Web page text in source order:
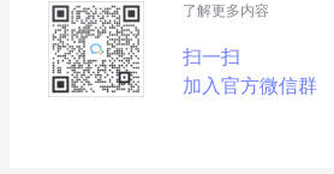
了解更多内容
扫一扫
加入官方微信群